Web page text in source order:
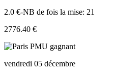
2.0 €-NB de fois la mise: 21
2776.40 €
vendredi 05 décembre